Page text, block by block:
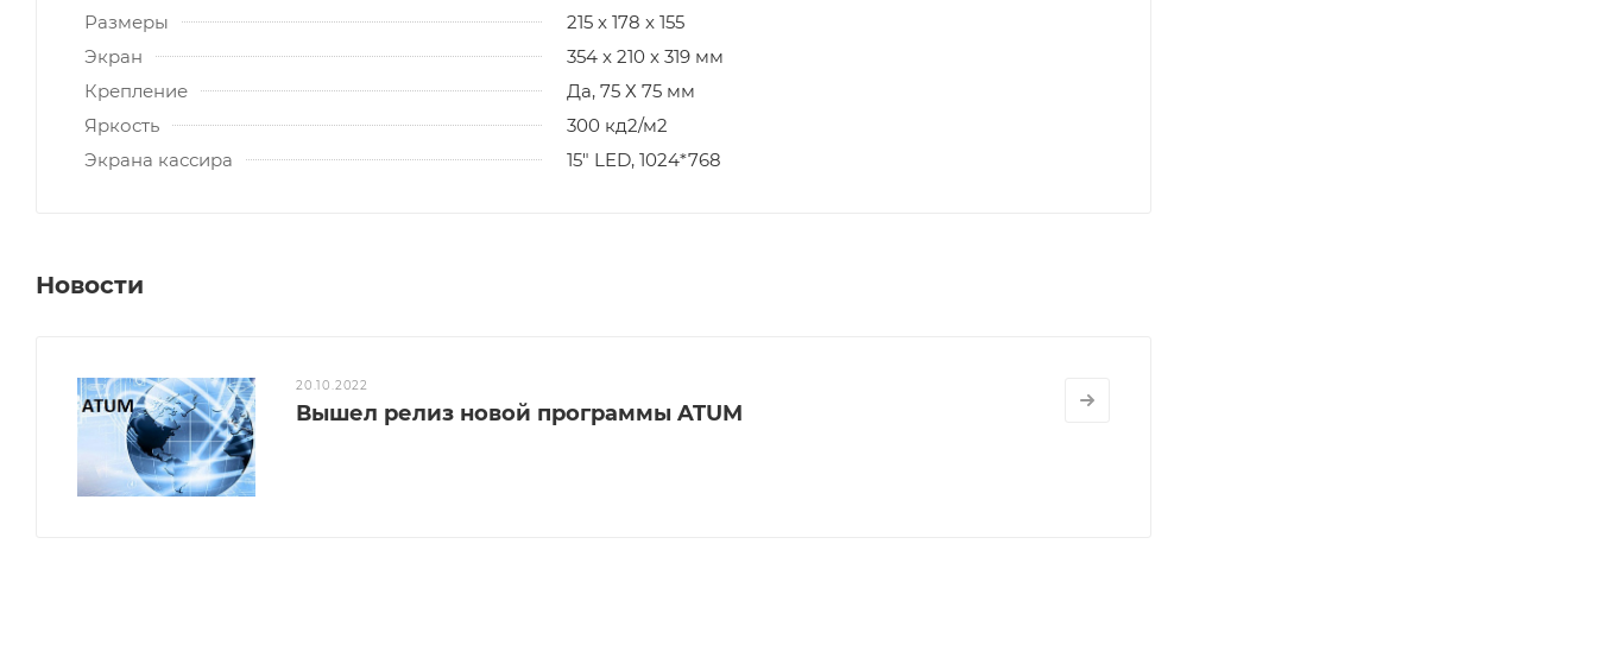
Размеры
215 x 178 x 155
Экран
354 x 210 x 319 мм
Крепление
Да, 75 Х 75 мм
Яркость
300 кд2/м2
Экрана кассира
15" LED, 1024*768
Новости
20.10.2022
Вышел релиз новой программы ATUM